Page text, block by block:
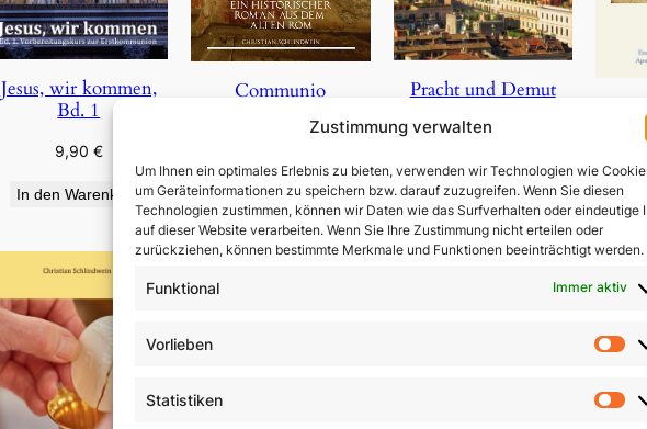
Zustimmung verwalten
Um Ihnen ein optimales Erlebnis zu bieten, verwenden wir Technologien wie
um Geräteinformationen zu speichern bzw. darauf zuzugreifen. Wenn Sie diesen
Technologien zustimmen, können wir Daten wie das Surfverhalten oder eindeutige
auf dieser Website verarbeiten. Wenn Sie Ihre Zustimmung nicht erteilen oder
zurückziehen, können bestimmte Merkmale und Funktionen beeinträchtigt werden.
Funktional Immer aktiv
Vorlieben
Statistiken
Jesus, wir kommen,
Bd. 1
9,90 €
In den Warenkorb
Communio
In den Warenkorb
Pracht und Demut
5,90
In den Warenkorb
In